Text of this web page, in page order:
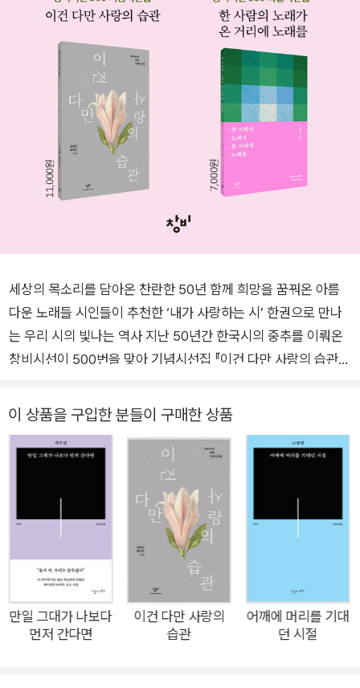
세상의 목소리를 담아온 찬란한 50년 함께 희망을 꿈꿔온 아름
다운 노래들 시인들이 추천한 ‘내가 사랑하는 시’ 한권으로 만나
는 우리 시의 빛나는 역사 지난 50년간 한국시의 중추를 이뤄온
창비시선이 500번을 맞아 기념시선집 『이건 다만 사랑의 습관』
했다. 특별시선집은 창비시선이 500번이라는 놀라운 궤적을 그
랑해준 독자들이 있었기에 가능했음을 되새기기 위한 기획의 일
환으로 꾸려졌다. 이번 시선집은 시인들이 직접 즐겨 읽는 시편들
을 모았다는 점에서 뜻깊은 동시에 흥미를 더한다. 추천인은 『이
건 다만 사랑의 습관』의 저자인 창비시선 400번대의 시인들이
며, 창비시선 전체 작품을 추천대상작으로 했다. 그 결과 한국시
의 빛나는 역사가 한권에 모인 것은 물론 형형색색 다채롭고도 읽
는 재미가 가득한 시선집이 탄생할 수 있었다. 특별시선집이라는
기획 취지에 걸맞게 7천원이라는 저렴한 가격을 책정함으로써
『한 사람의 노래가 온 거리에 노래를』은 시를 사랑하는 독자에게
이 상품을 구입한 분들이 구매한 상품
만일 그대가 나보다
먼저 간다면
이건 다만 사랑의
습관
어깨에 머리를 기대
던 시절